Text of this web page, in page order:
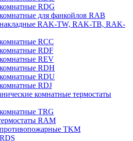
RDG
для фанкойлов RAB
RAK-TW, RAK-TB, RAK-
RCC
RDF
REV
RDH
RDU
RDJ
комнатные термостаты
TRG
RAM
TKM